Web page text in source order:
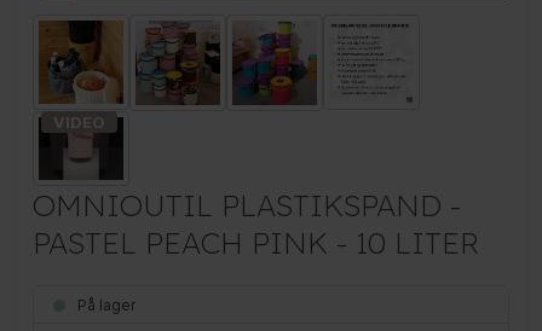
OMNIOUTIL PLASTIKSPAND -
PASTEL PEACH PINK - 10 LITER
På lager